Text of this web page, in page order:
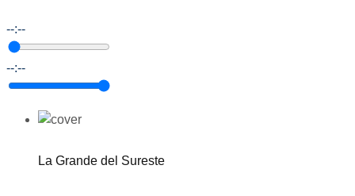
--:--
--:--
La Grande del Sureste